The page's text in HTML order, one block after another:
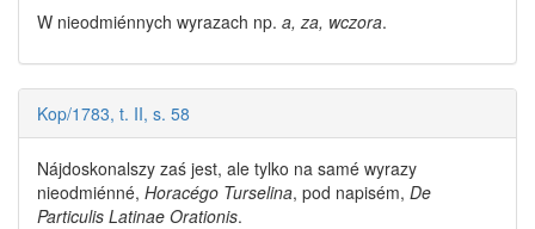
W nieodmiénnych wyrazach np. a, za, wczora.
Kop/1783, t. II, s. 58
Nájdoskonalszy zaś jest, ale tylko na samé wyrazy
nieodmiénné, Horacégo Turselina, pod napisém, De
Particulis Latinae Orationis.